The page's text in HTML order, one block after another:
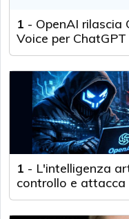
1 - OpenAI rilascia
Voice per
1 - L'intelligenza
controllo e attacca